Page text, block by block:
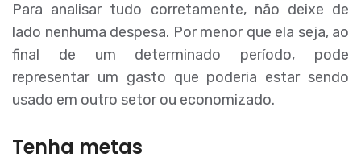
Para analisar tudo corretamente, não deixe de
lado nenhuma despesa. Por menor que ela seja, ao
final de um determinado período, pode
representar um gasto que poderia estar sendo
usado em outro setor ou economizado.
Tenha metas